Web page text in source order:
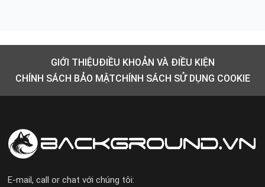
GIỚI THIỆUĐIỀU KHOẢN VÀ ĐIỀU KIỆN
CHÍNH SÁCH BẢO MẬTCHÍNH SÁCH SỬ DỤNG COOKIE
E-mail, call or chat với chúng tôi: